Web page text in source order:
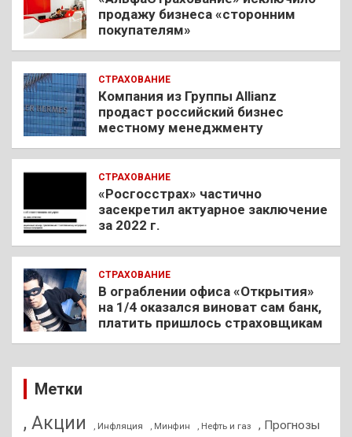
продажу бизнеса «сторонним
покупателям»
СТРАХОВАНИЕ
Компания из Группы Allianz
продаст российский бизнес
местному менеджменту
СТРАХОВАНИЕ
«Росгосстрах» частично
засекретил актуарное заключение
за 2022 г.
СТРАХОВАНИЕ
В ограблении офиса «Открытия»
на 1/4 оказался виноват сам банк,
платить пришлось страховщикам
Метки
, Акции , Инфляция , Минфин , Нефть и газ , Прогнозы